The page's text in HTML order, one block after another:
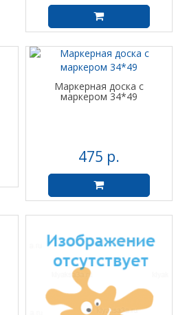
Маркерная доска с
маркером 34*49
475 р.